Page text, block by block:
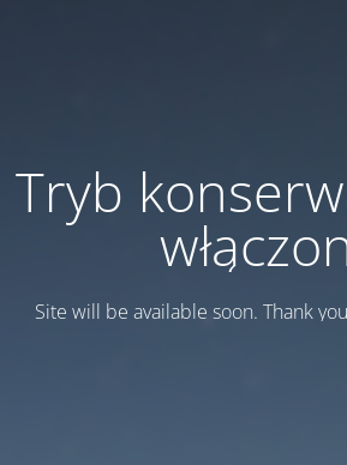
Tryb
Site will be available soon. Thank